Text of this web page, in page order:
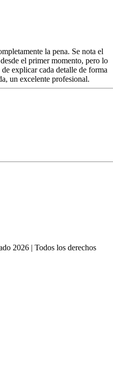
la pena. Se nota el
el primer momento, pero lo
explicar cada detalle de forma
un excelente profesional.
2026 |Todos los derechos